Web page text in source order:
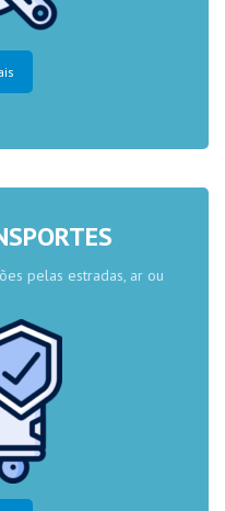
pelas estradas, ar ou